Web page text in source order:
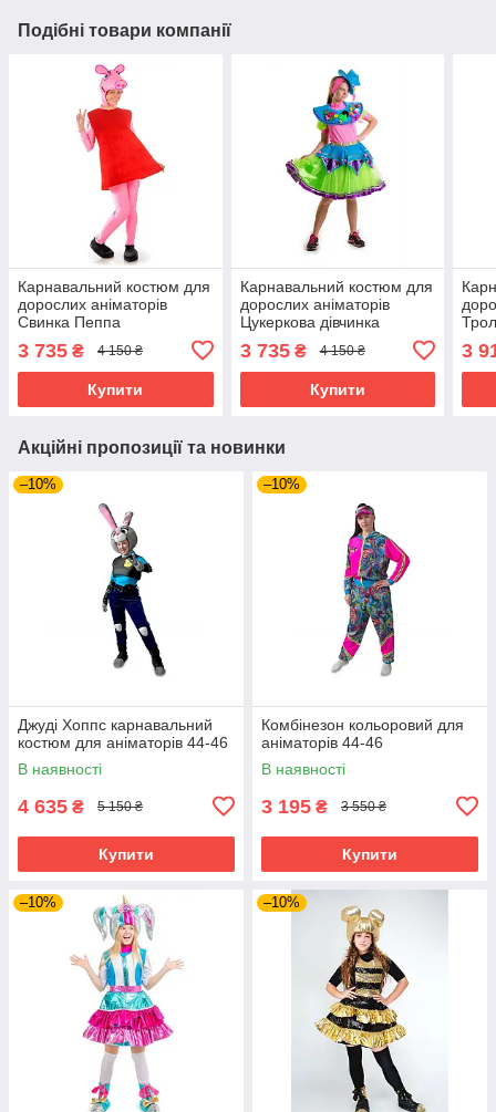
Подібні товари компанії
Карнавальний костюм для
дорослих аніматорів
Свинка Пеппа
3 735 ₴ 4 150 ₴
Купити
Карнавальний костюм для
дорослих аніматорів
Цукеркова дівчинка
3 735₴ 4 150 ₴
Купити
3
Акційні пропозиції та новинки
–10%
Джуді Хоппс карнавальний
костюм для аніматорів 44-46
В наявності
4 635 ₴ 5 150 ₴
Купити
–10%
Комбінезон кольоровий для
аніматорів 44-46
В наявності
3 195 ₴ 3 550 ₴
Купити
–10% –10%